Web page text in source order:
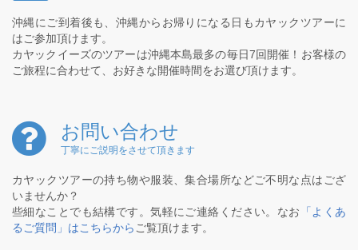
沖縄にご到着後も、沖縄からお帰りになる日もカヤックツアーに
はご参加頂けます。
カヤックイーズのツアーは沖縄本島最多の毎日7回開催！お客様の
ご旅程に合わせて、お好きな開催時間をお選び頂けます。
お問い合わせ
丁寧にご説明をさせて頂きます
カヤックツアーの持ち物や服装、集合場所などご不明な点はござ
いませんか？
些細なことでも結構です。気軽にご連絡ください。なお
「よくあ
るご質問」はこちらから ご覧頂けます。